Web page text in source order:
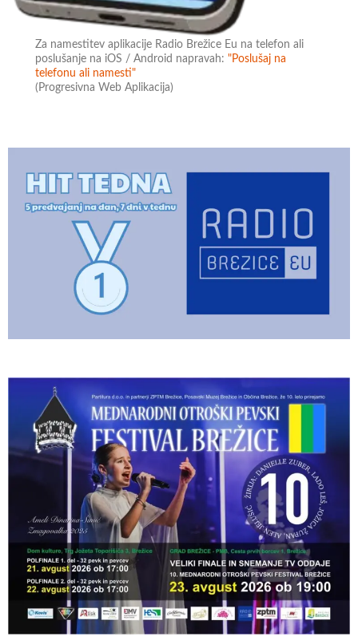
Za namestitev aplikacije Radio Brežice Eu na telefon ali
poslušanje na iOS / Android napravah:"Poslušaj na
telefonu ali namesti"
(Progresivna Web Aplikacija)